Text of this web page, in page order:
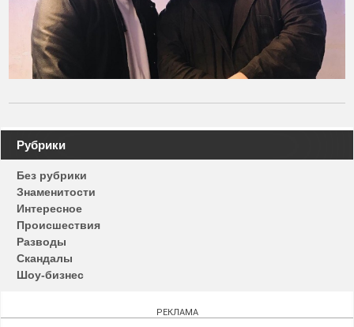
Навигация
по
записям
Рубрики
Без рубрики
Знаменитости
Интересное
Происшествия
Разводы
Скандалы
Шоу-бизнес
РЕКЛАМА